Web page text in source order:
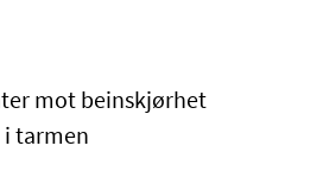
mot beinskjørhet
i tarmen